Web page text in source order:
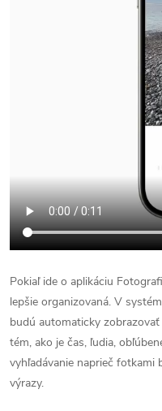
Pokiaľ ide o aplikáciu
lepšie organizovaná. V
budú automaticky
tém, ako je čas, ľudia,
vyhľadávanie naprieč
výrazy.